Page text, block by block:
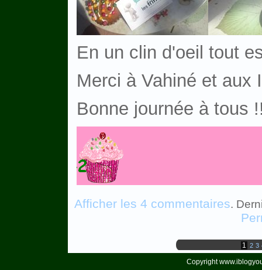
En un clin d'oeil tout
Merci à Vahiné et aux
Bonne journée à tous
Afficher les 4 commentaires.
1 2 3
Copyright